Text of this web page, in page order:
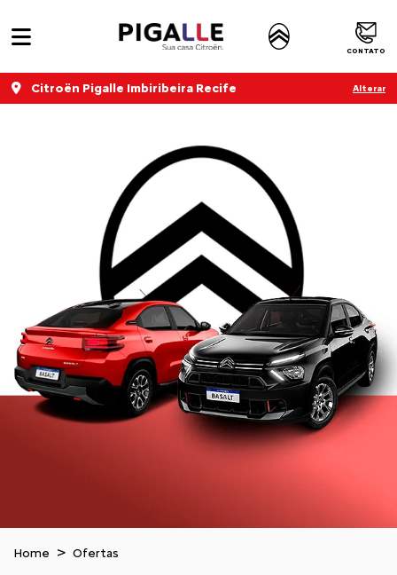
CONTATO
Citroën Pigalle Imbiribeira Recife Alterar
Home Ofertas